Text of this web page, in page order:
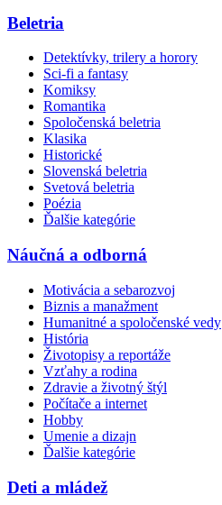
Beletria
Detektívky, trilery a horory
Sci-fi a fantasy
Komiksy
Romantika
Spoločenská beletria
Klasika
Historické
Slovenská beletria
Svetová beletria
Poézia
Ďalšie kategórie
Náučná a odborná
Motivácia a sebarozvoj
Biznis a manažment
Humanitné a spoločenské vedy
História
Životopisy a reportáže
Vzťahy a rodina
Zdravie a životný štýl
Počítače a internet
Hobby
Umenie a dizajn
Ďalšie kategórie
Deti a mládež